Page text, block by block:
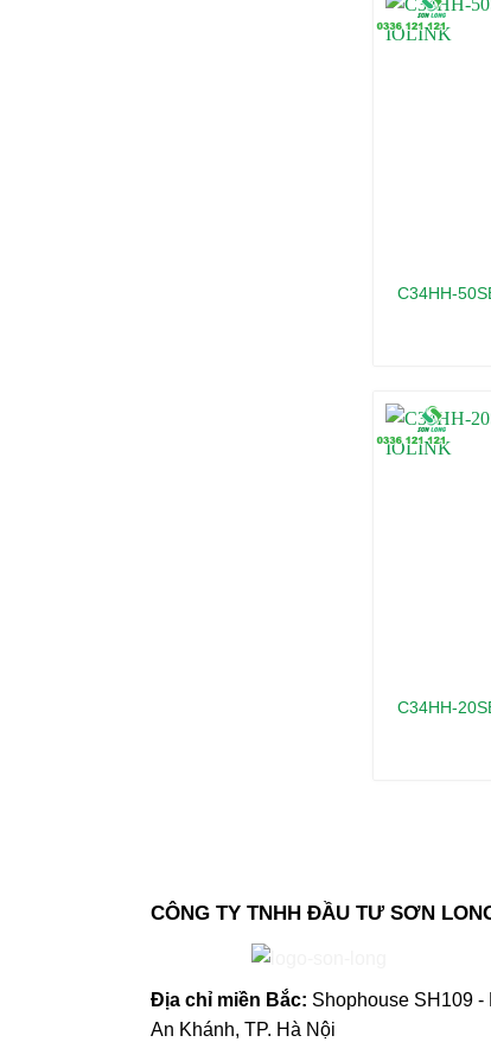
C34HH-
C34HH-
CÔNG TY TNHH ĐẦU TƯ SƠN
Địa chỉ miền Bắc: Shophouse SH109
An Khánh, TP. Hà Nội